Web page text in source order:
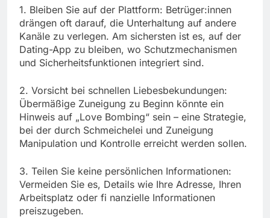
1. Bleiben Sie auf der Plattform: Betrüger:innen
drängen oft darauf, die Unterhaltung auf andere
Kanäle zu verlegen. Am sichersten ist es, auf der
Dating-App zu bleiben, wo Schutzmechanismen
und Sicherheitsfunktionen integriert sind.
2. Vorsicht bei schnellen Liebesbekundungen:
Übermäßige Zuneigung zu Beginn könnte ein
Hinweis auf „Love Bombing“ sein – eine Strategie,
bei der durch Schmeichelei und Zuneigung
Manipulation und Kontrolle erreicht werden sollen.
3. Teilen Sie keine persönlichen Informationen:
Vermeiden Sie es, Details wie Ihre Adresse, Ihren
Arbeitsplatz oder fi nanzielle Informationen
preiszugeben.